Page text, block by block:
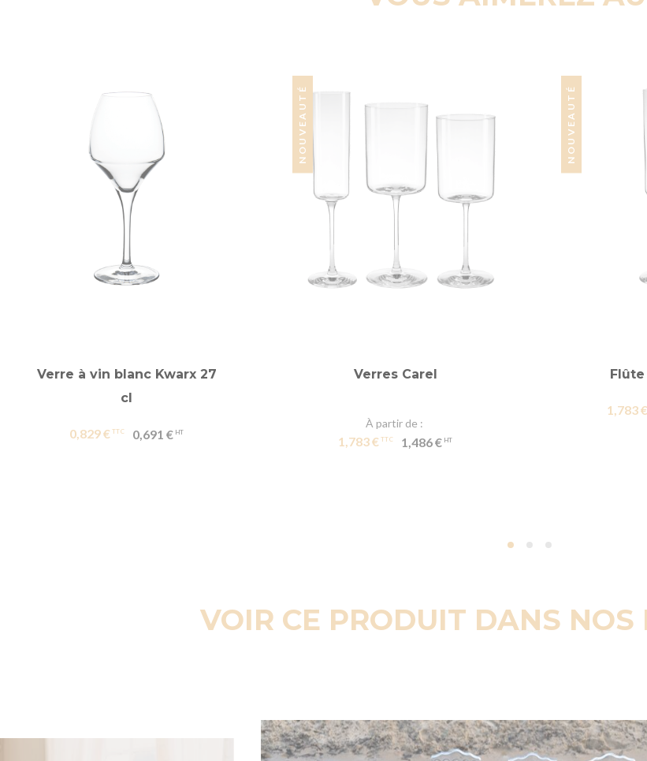
Verre à vin blanc Kwarx 27
cl
0,829 € 0,691 €
NOUVEAUTÉ
Verres Carel
À partir de
1,783 € 1,486 €
NOUVEAUTÉ
Flûte
1,783 €
VOIR CE PRODUIT DANS